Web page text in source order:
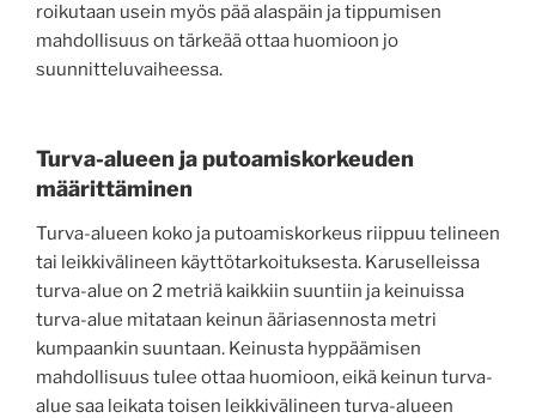
roikutaan usein myös pää alaspäin ja tippumisen
mahdollisuus on tärkeää ottaa huomioon jo
suunnitteluvaiheessa.
Turva-alueen ja putoamiskorkeuden
määrittäminen
Turva-alueen koko ja putoamiskorkeus riippuu telineen
tai leikkivälineen käyttötarkoituksesta. Karuselleissa
turva-alue on 2 metriä kaikkiin suuntiin ja keinuissa
turva-alue mitataan keinun ääriasennosta metri
kumpaankin suuntaan. Keinusta hyppäämisen
mahdollisuus tulee ottaa huomioon, eikä keinun turva-
alue saa leikata toisen leikkivälineen turva-alueen